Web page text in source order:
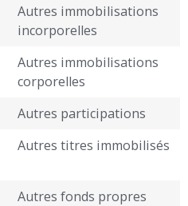
Autres immobilisations
incorporelles
Autres immobilisations
corporelles
Autres participations
Autres titres immobilisés
Autres fonds propres